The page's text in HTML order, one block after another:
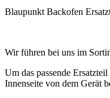
Blaupunkt Backofen
Wir führen bei uns im
Um das passende
Innenseite von dem Gerät